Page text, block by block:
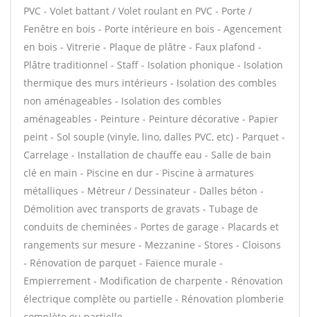
PVC - Volet battant / Volet roulant en PVC - Porte /
Fenêtre en bois - Porte intérieure en bois - Agencement
en bois - Vitrerie - Plaque de plâtre - Faux plafond -
Plâtre traditionnel - Staff - Isolation phonique - Isolation
thermique des murs intérieurs - Isolation des combles
non aménageables - Isolation des combles
aménageables - Peinture - Peinture décorative - Papier
peint - Sol souple (vinyle, lino, dalles PVC, etc) - Parquet -
Carrelage - Installation de chauffe eau - Salle de bain
clé en main - Piscine en dur - Piscine à armatures
métalliques - Métreur / Dessinateur - Dalles béton -
Démolition avec transports de gravats - Tubage de
conduits de cheminées - Portes de garage - Placards et
rangements sur mesure - Mezzanine - Stores - Cloisons
- Rénovation de parquet - Faïence murale -
Empierrement - Modification de charpente - Rénovation
électrique complète ou partielle - Rénovation plomberie